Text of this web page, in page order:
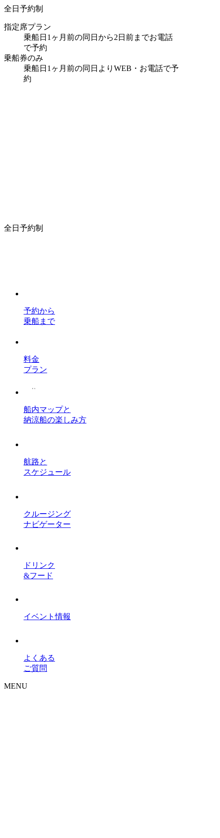
全日予約制
指定席プラン
乗船日1ヶ月前の同日から2日前までお電話
で予約
乗船券のみ
乗船日1ヶ月前の同日よりWEB・お電話で予
約
全日予約制
予約から
乗船まで
料金
プラン
船内マップと
納涼船の楽しみ方
航路と
スケジュール
クルージング
ナビゲーター
ドリンク
&フード
イベント情報
よくある
ご質問
MENU